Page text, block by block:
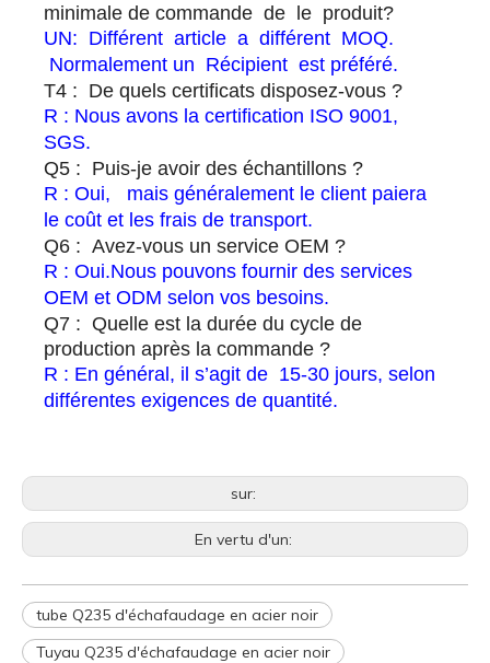
minimale de commande de le produit?
UN: Différent article a différent MOQ.
Normalement un Récipient est préféré.
T4 : De quels certificats disposez-vous ?
R : Nous avons la certification ISO 9001,
SGS.
Q5 : Puis-je avoir des échantillons ?
R : Oui, mais généralement le client paiera
le coût et les frais de transport.
Q6 : Avez-vous un service OEM ?
R : Oui.Nous pouvons fournir des services
OEM et ODM selon vos besoins.
Q7 : Quelle est la durée du cycle de
production après la commande ?
R : En général, il s’agit de 15-30 jours, selon
différentes exigences de quantité.
sur:
En vertu d'un:
tube Q235 d'échafaudage en acier noir
Tuyau Q235 d'échafaudage en acier noir